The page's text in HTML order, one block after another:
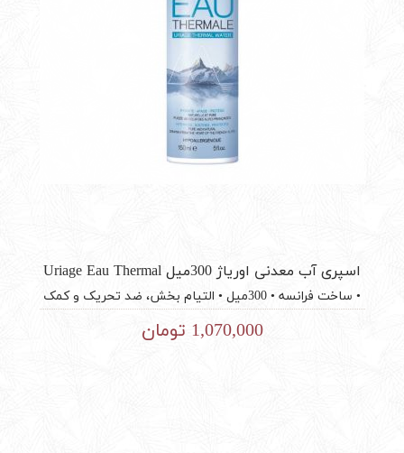
اسپری آب معدنی اوریاژ 300میل Uriage Eau Thermal
Water spray
• ساخت فرانسه • 300میل • التیام بخش، ضد تحریک و کمک
به ترمیم زخم • مناسب برای کودکان، بزرگسالان و نوزادان •
کاهش التهاب، سوزش، قرمزی و خارش • مناسب انواع پوست
1,070,000 تومان